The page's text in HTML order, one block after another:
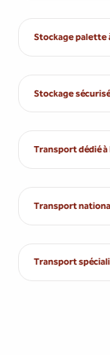
Stockage palette
Stockage
Transport dédié
Transport
Transport